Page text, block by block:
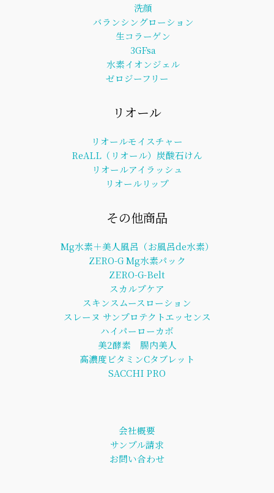
洗顔
バランシングローション
生コラーゲン
3GFsa
水素イオンジェル
ゼロジーフリー
リオール
リオールモイスチャー
ReALL（リオール）炭酸石けん
リオールアイラッシュ
リオールリップ
その他商品
Mg水素＋美人風呂（お風呂de水素）
ZERO-G Mg水素パック
ZERO-G-Belt
スカルプケア
スキンスムースローション
スレーヌ サンプロテクトエッセンス
ハイパーローカボ
美2酵素 腸内美人
高濃度ビタミンCタブレット
SACCHI PRO
会社概要
サンプル請求
お問い合わせ